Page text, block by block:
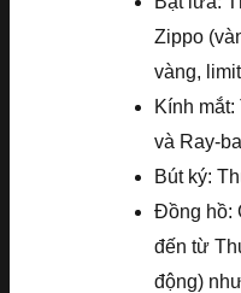
Zippo
vàng,
Kính
và Ray-
Bút ký:
Đồng hồ:
đến từ
động)